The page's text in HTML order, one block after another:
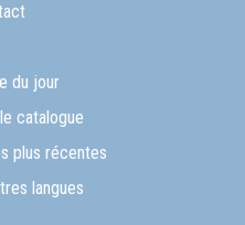
du jour
catalogue
plus récentes
langues